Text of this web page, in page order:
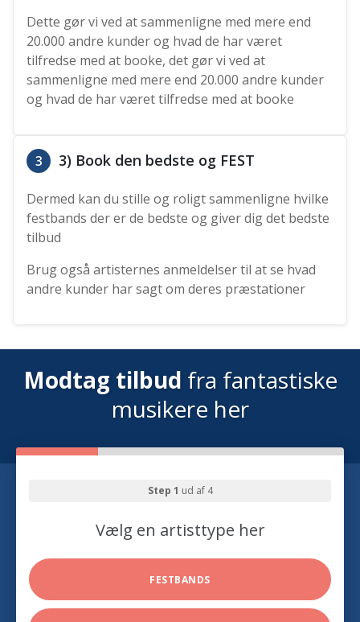
Dette gør vi ved at sammenligne med mere end
20.000 andre kunder og hvad de har været
tilfredse med at booke, det gør vi ved at
sammenligne med mere end 20.000 andre kunder
og hvad de har været tilfredse med at booke
3 3) Book den bedste og FEST
Dermed kan du stille og roligt sammenligne hvilke
festbands der er de bedste og giver dig det bedste
tilbud
Brug også artisternes anmeldelser til at se hvad
andre kunder har sagt om deres præstationer
Modtag tilbud fra fantastiske
musikere her
Step 1 ud af 4
Vælg en artisttype her
FESTBANDS